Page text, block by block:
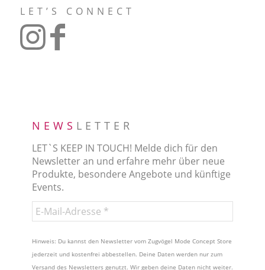
LET’S CONNECT
NEWS LETTER
LET`S KEEP IN TOUCH! Melde dich für den
Newsletter an und erfahre mehr über neue
Produkte, besondere Angebote und künftige
Events.
Hinweis: Du kannst den Newsletter vom Zugvögel Mode Concept Store
jederzeit und kostenfrei abbestellen. Deine Daten werden nur zum
Versand des Newsletters genutzt. Wir geben deine Daten nicht weiter.